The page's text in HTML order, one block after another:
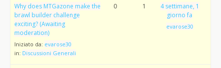
Why does MTGazone make the
brawl builder challenge
exciting? (Awaiting
moderation)
Iniziato da: evarose30
in: Discussioni Generali
0 1
4 settimane, 1
giorno fa
evarose30